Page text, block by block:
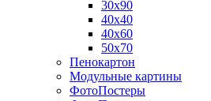
30х90
40х40
40х60
50х70
Пенокартон
Модульные картины
ФотоПостеры